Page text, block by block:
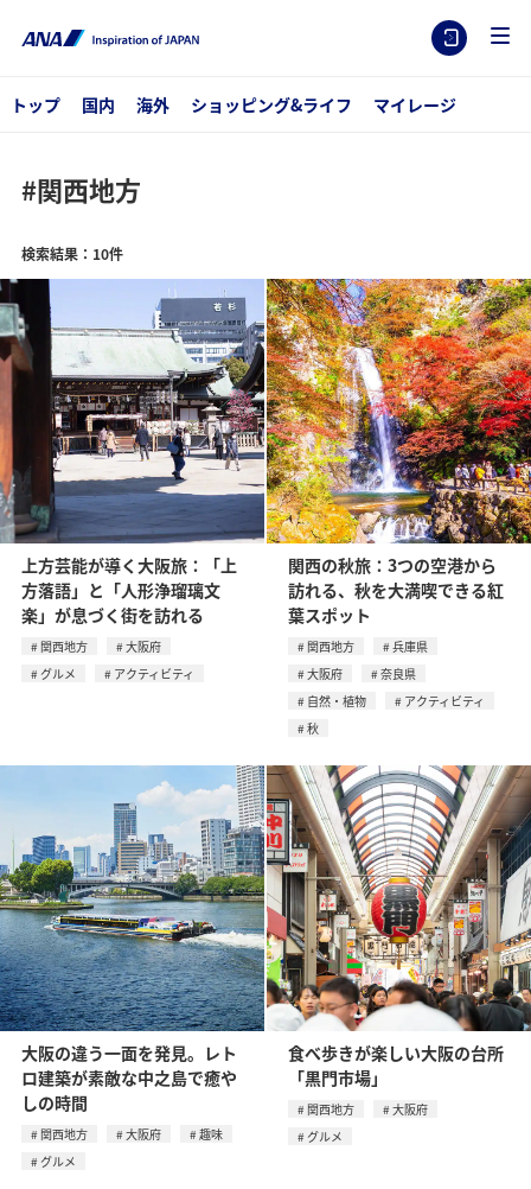
トップ 国内 海外 ショッピング&ライフ マイレージ
#関西地方
検索結果：10件
上方芸能が導く大阪旅：「上
方落語」と「人形浄瑠璃文
楽」が息づく街を訪れる
関西地方
大阪府
グルメ
アクティビティ
関西の秋旅：3つの空港から
訪れる、秋を大満喫できる紅
葉スポット
関西地方
兵庫県
大阪府
奈良県
自然・植物
アクティビティ
秋
大阪の違う一面を発見。レト
ロ建築が素敵な中之島で癒や
しの時間
関西地方 大阪府
趣味
グルメ
食べ歩きが楽しい大阪の台所
「黒門市場」
関西地方
大阪府
グルメ